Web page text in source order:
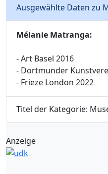
Ausgewählte Daten zu
Mélanie Matranga:
- Art Basel 2016
- Dortmunder
- Frieze London 2022
Titel der Kategorie:
Anzeige